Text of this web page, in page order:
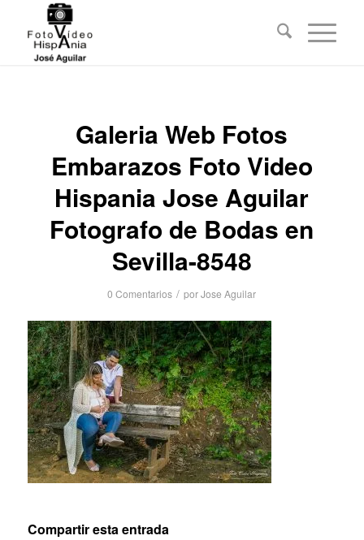
Galeria Web Fotos
Embarazos Foto Video
Hispania Jose Aguilar
Fotografo de Bodas en
Sevilla-8548
0 Comentarios / porJose Aguilar
Compartir esta entrada